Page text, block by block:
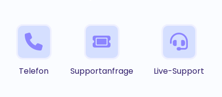
Telefon Supportanfrage Live-Support